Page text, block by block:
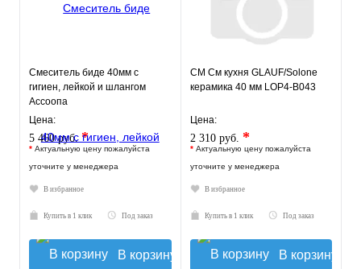
Смеситель биде 40мм с
гигиен, лейкой и шлангом
Ассоопа
Цена:
5 460 руб. *
* Актуальную цену пожалуйста
уточните у менеджера
В избранное
Купить в 1 клик Под заказ
В корзину
СМ См кухня GLAUF/Solone
керамика 40 мм LOP4-B043
Цена:
2 310 руб. *
* Актуальную цену пожалуйста
уточните у менеджера
В избранное
Купить в 1 клик Под заказ
В корзину